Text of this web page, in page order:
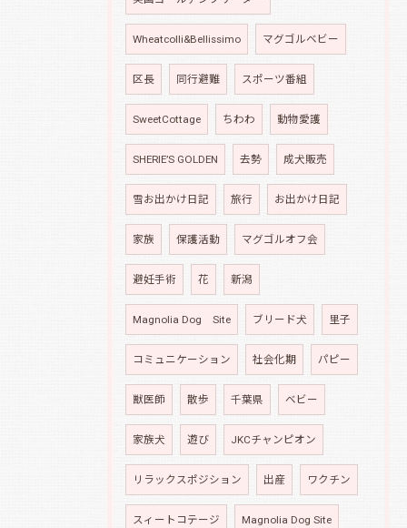
Wheatcolli&Bellissimo マグゴルベビー
区長 同行避難 スポーツ番組
SweetCottage ちわわ 動物愛護
SHERIE’S GOLDEN 去勢 成犬販売
雪お出かけ日記 旅行 お出かけ日記
家族 保護活動 マグゴルオフ会
避妊手術 花 新潟
Magnolia Dog Site ブリード犬 里子
コミュニケーション 社会化期 パピー
獣医師 散歩 千葉県 ベビー
家族犬 遊び JKCチャンピオン
リラックスポジション 出産 ワクチン
スィートコテージ Magnolia Dog Site